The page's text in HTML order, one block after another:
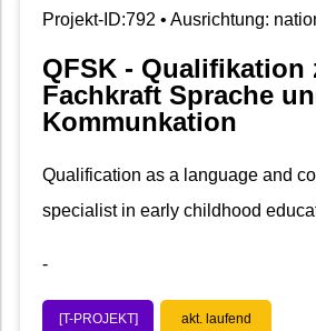
Projekt-ID:792 • Ausrichtung:
QFSK - Qualifikation
Fachkraft Sprache
Kommunkation
Qualification as a language and
specialist in early childhood
-
[T-PROJEKT] akt. laufend